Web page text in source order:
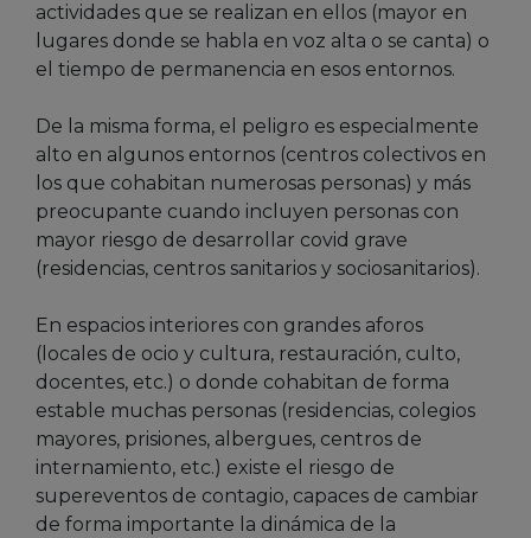
actividades que se realizan en ellos (mayor en
lugares donde se habla en voz alta o se canta) o
el tiempo de permanencia en esos entornos.
De la misma forma, el peligro es especialmente
alto en algunos entornos (centros colectivos en
los que cohabitan numerosas personas) y más
preocupante cuando incluyen personas con
mayor riesgo de desarrollar covid grave
(residencias, centros sanitarios y sociosanitarios).
En espacios interiores con grandes aforos
(locales de ocio y cultura, restauración, culto,
docentes, etc.) o donde cohabitan de forma
estable muchas personas (residencias, colegios
mayores, prisiones, albergues, centros de
internamiento, etc.) existe el riesgo de
supereventos de contagio, capaces de cambiar
de forma importante la dinámica de la